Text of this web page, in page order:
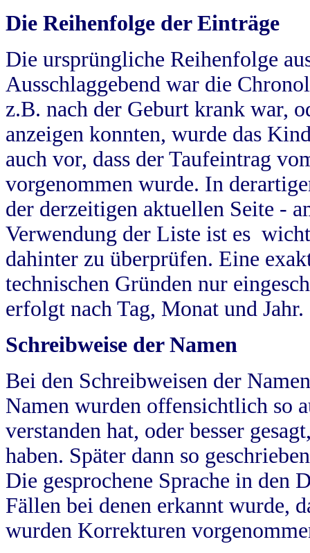
Die Reihenfolge der Einträge
Die ursprüngliche Reihenfolge
Ausschlaggebend war die
z.B. nach der Geburt krank war,
anzeigen konnten, wurde das
auch vor, dass der Taufeintrag
vorgenommen wurde. In
der derzeitigen aktuellen Seite -
Verwendung der Liste ist es
dahinter zu überprüfen. Eine
technischen Gründen nur
erfolgt nach Tag, Monat und Jahr.
Schreibweise der Namen
Bei den Schreibweisen der
Namen wurden offensichtlich so
verstanden hat, oder besser
haben. Später dann so
Die gesprochene Sprache in
Fällen bei denen erkannt wurde,
wurden Korrekturen